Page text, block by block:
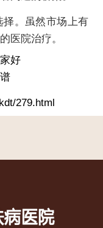
。虽然市场上有
医院治疗。
好
279.html